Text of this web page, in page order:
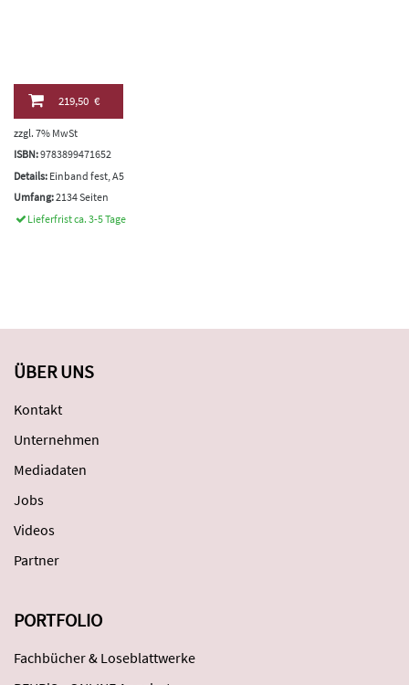
219,50 €
zzgl. 7% MwSt
ISBN:9783899471652
Details: Einband fest, A5
Umfang:2134 Seiten
Lieferfrist ca. 3-5 Tage
ÜBER UNS
Kontakt
Unternehmen
Mediadaten
Jobs
Videos
Partner
PORTFOLIO
Fachbücher & Loseblattwerke